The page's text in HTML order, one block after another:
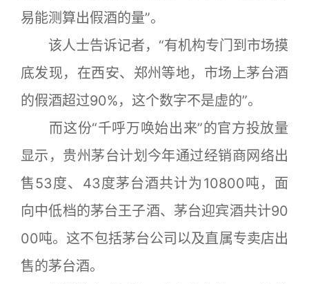
易能测算出假酒的量”。
该人士告诉记者，“有机构专门到市场摸
底发现，在西安、郑州等地，市场上茅台酒
的假酒超过90%，这个数字不是虚的”。
而这份“千呼万唤始出来”的官方投放量
显示，贵州茅台计划今年通过经销商网络出
售53度、43度茅台酒共计为10800吨，面
向中低档的茅台王子酒、茅台迎宾酒共计90
00吨。这不包括茅台公司以及直属专卖店出
售的茅台酒。